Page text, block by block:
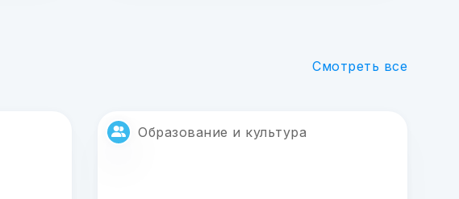
Смотреть все
Образование и культура